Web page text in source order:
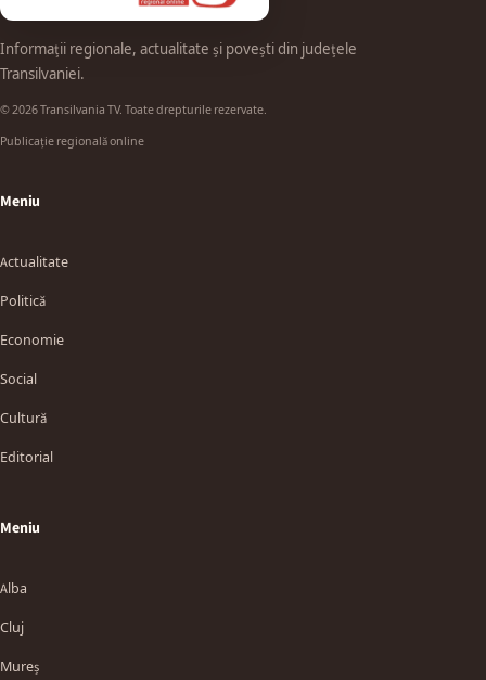
Informații regionale, actualitate și povești din județele
Transilvaniei.
© 2026 Transilvania TV. Toate drepturile rezervate.
Publicație regională online
Meniu
Actualitate
Politică
Economie
Social
Cultură
Editorial
Meniu
Alba
Cluj
Mureș